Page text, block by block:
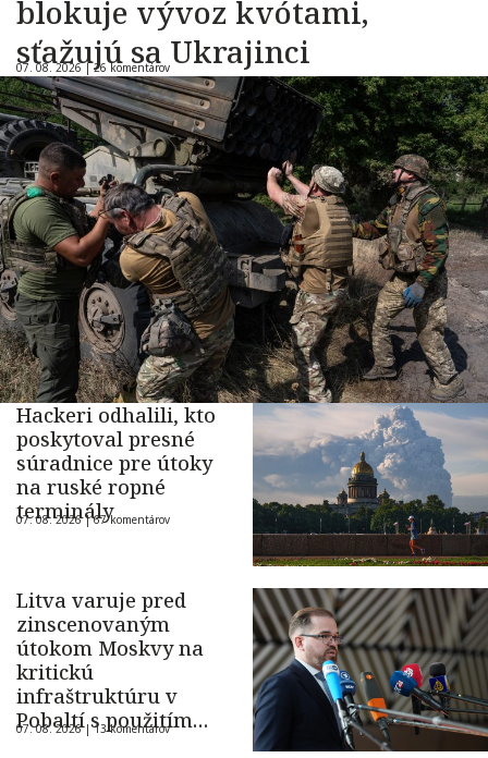
blokuje vývoz kvótami,
sťažujú sa Ukrajinci
07. 08. 2026 |26 komentárov
Hackeri odhalili, kto
poskytoval presné
súradnice pre útoky
na ruské ropné
terminály
07. 08. 2026 |67 komentárov
Litva varuje pred
zinscenovaným
útokom Moskvy na
kritickú
infraštruktúru v
Pobaltí s použitím
ukrajinského dronu
07. 08. 2026 |13 komentárov